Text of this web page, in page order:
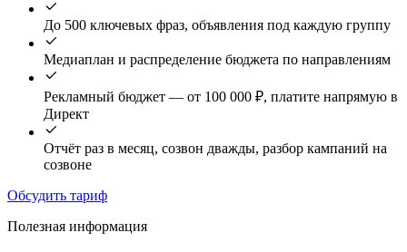
До 500 ключевых фраз, объявления под каждую группу
Медиаплан и распределение бюджета по направлениям
Рекламный бюджет — от 100 000 ₽, платите напрямую в
Директ
Отчёт раз в месяц, созвон дважды, разбор кампаний на
созвоне
Обсудить тариф
Полезная информация